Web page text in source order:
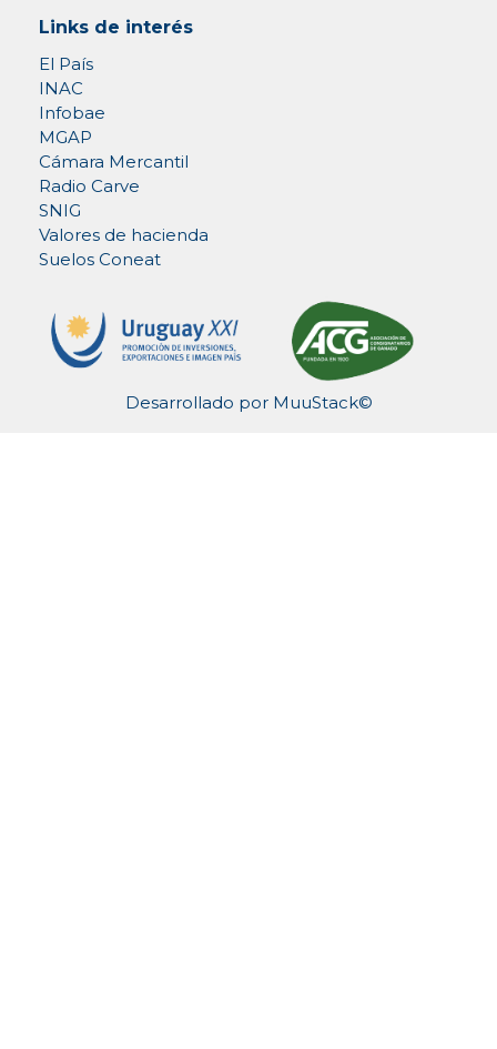
Links de interés
El País
INAC
Infobae
MGAP
Cámara Mercantil
Radio Carve
SNIG
Valores de hacienda
Suelos Coneat
Desarrollado por MuuStack©